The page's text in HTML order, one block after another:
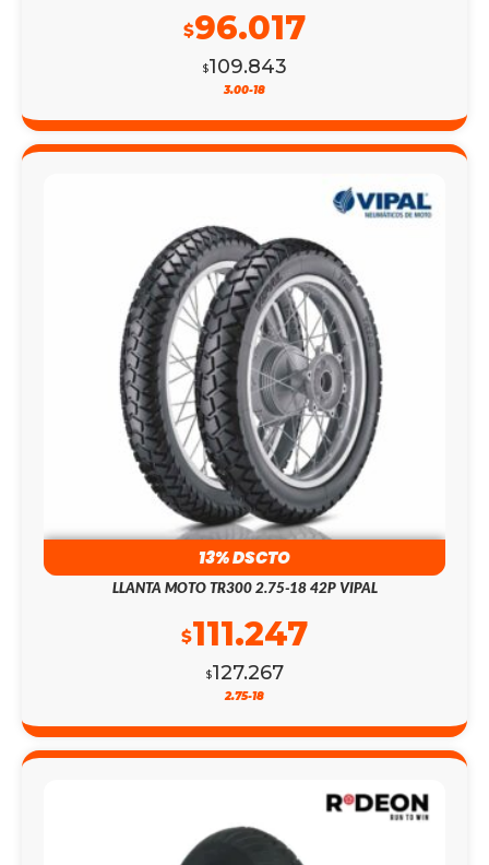
$109.843
$96.017
3.00-18
13% DSCTO
LLANTA MOTO TR300 2.75-18 42P VIPAL
$127.267
$111.247
2.75-18